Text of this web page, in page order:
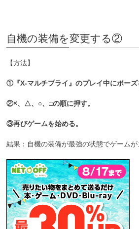
自機の装備を変更する②
【方法】
①『X-マルチプライ』のプレイ中にポーズ
②×、△、○、□の順に押す。
③再びゲームを始める。
結果：自機の装備が最強の状態でゲームが